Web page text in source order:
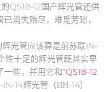
QS18-12国产辉光管还供
消失殆尽，难觅芳踪，
光管应该算是前苏联IN-
性十足的辉光管既其实早
些，并用它和“QS18-12
14辉光管（ИН-14）